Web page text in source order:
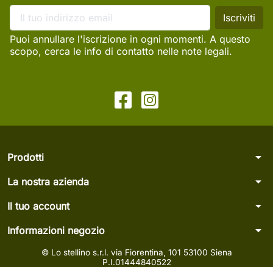
Puoi annullare l'iscrizione in ogni momenti. A questo
scopo, cerca le info di contatto nelle note legali.
Prodotti arrow_drop_down
La nostra azienda arrow_drop_down
Il tuo account arrow_drop_down
Informazioni negozio arrow_drop_down
© Lo stellino s.r.l. via Fiorentina, 101 53100 Siena
P.I.01444840522